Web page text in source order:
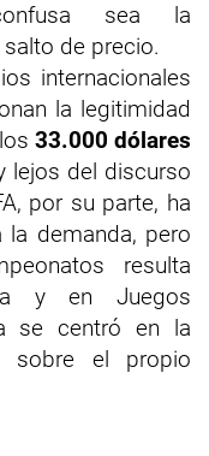
sea la
de precio.
internacionales
la legitimidad
33.000 dólares
lejos del discurso
por su parte, ha
demanda, pero
resulta
y en Juegos
se centró en la
sobre el propio